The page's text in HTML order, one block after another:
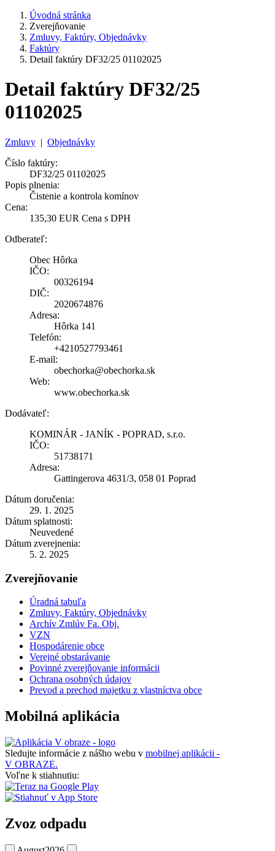
Úvodná stránka
Zverejňovanie
Zmluvy, Faktúry, Objednávky
Faktúry
Detail faktúry DF32/25 01102025
Detail faktúry DF32/25
01102025
Zmluvy | Objednávky
Číslo faktúry:
DF32/25 01102025
Popis plnenia:
Čistenie a kontrola komínov
Cena:
135,30 EUR Cena s DPH
Odberateľ:
Obec Hôrka
IČO:
00326194
DIČ:
2020674876
Adresa:
Hôrka 141
Telefón:
+4210527793461
E-mail:
obechorka@obechorka.sk
Web:
www.obechorka.sk
Dodávateľ:
KOMINÁR - JANÍK - POPRAD, s.r.o.
IČO:
51738171
Adresa:
Gattingerova 4631/3, 058 01 Poprad
Dátum doručenia:
29. 1. 2025
Dátum splatnosti:
Neuvedené
Dátum zverejnenia:
5. 2. 2025
Zverejňovanie
Úradná tabuľa
Zmluvy, Faktúry, Objednávky
Archív Zmlúv Fa. Obj.
VZN
Hospodárenie obce
Verejné obstarávanie
Povinné zverejňovanie informácii
Ochrana osobných údajov
Prevod a prechod majetku z vlastníctva obce
Mobilná aplikácia
Sledujte informácie z nášho webu v mobilnej aplikácii -
V OBRAZE.
Voľne k stiahnutiu:
Zvoz odpadu